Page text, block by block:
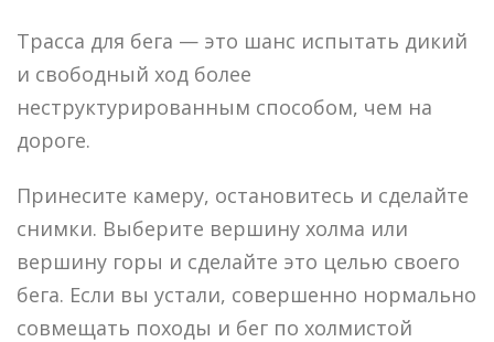
Трасса для бега — это шанс испытать дикий
и свободный ход более
неструктурированным способом, чем на
дороге.
Принесите камеру, остановитесь и сделайте
снимки. Выберите вершину холма или
вершину горы и сделайте это целью своего
бега. Если вы устали, совершенно нормально
совмещать походы и бег по холмистой